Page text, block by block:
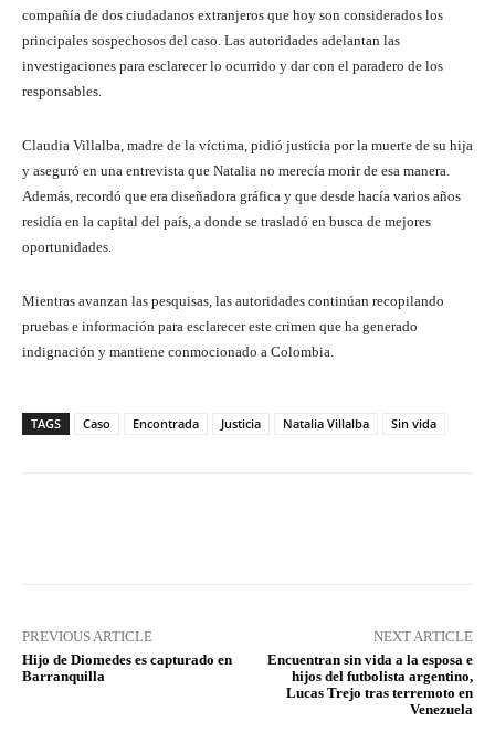
compañía de dos ciudadanos extranjeros que hoy son considerados los
principales sospechosos del caso. Las autoridades adelantan las
investigaciones para esclarecer lo ocurrido y dar con el paradero de los
responsables.
Claudia Villalba, madre de la víctima, pidió justicia por la muerte de su hija
y aseguró en una entrevista que Natalia no merecía morir de esa manera.
Además, recordó que era diseñadora gráfica y que desde hacía varios años
residía en la capital del país, a donde se trasladó en busca de mejores
oportunidades.
Mientras avanzan las pesquisas, las autoridades continúan recopilando
pruebas e información para esclarecer este crimen que ha generado
indignación y mantiene conmocionado a Colombia.
TAGS Caso Encontrada Justicia Natalia Villalba Sin vida
PREVIOUS ARTICLE
Hijo de Diomedes es capturado en
Barranquilla
NEXT ARTICLE
Encuentran sin vida a la esposa e
hijos del futbolista argentino,
Lucas Trejo tras terremoto en
Venezuela